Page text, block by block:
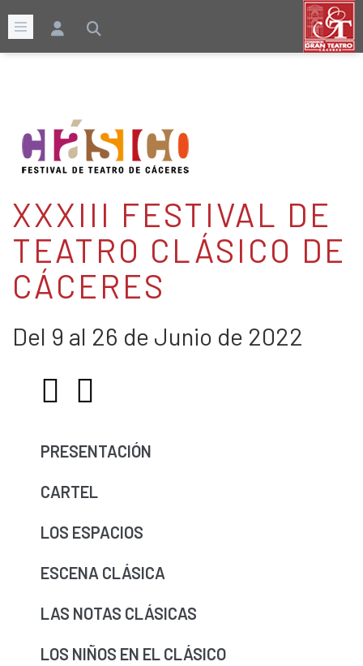
XXXIII FESTIVAL DE
TEATRO CLÁSICO DE
CÁCERES
Del 9 al 26 de Junio de 2022
PRESENTACIÓN
CARTEL
LOS ESPACIOS
ESCENA CLÁSICA
LAS NOTAS CLÁSICAS
LOS NIÑOS EN EL CLÁSICO